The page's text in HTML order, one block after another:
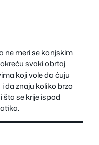
ne meri se konjskim
svaki obrtaj.
koji vole da čuju
da znaju koliko brzo
šta se krije ispod